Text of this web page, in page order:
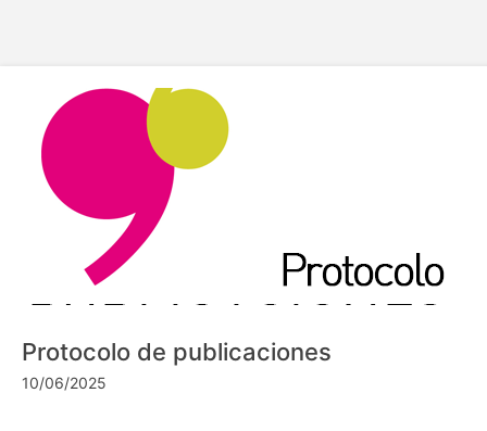
Protocolo de publicaciones
10/06/2025